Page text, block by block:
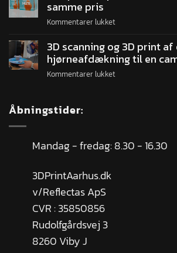
samme pris
Kommentarer lukket
3D scanning og 3D print af
hjørneafdækning til en
Kommentarer lukket
Åbningstider:
Mandag - fredag: 8.30 - 16.30
3DPrintAarhus.dk
v/Reflectas ApS
CVR : 35850856
Rudolfgårdsvej 3
8260 Viby J